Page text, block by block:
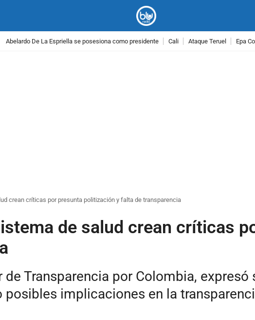
Abelardo De La Espriella se posesiona como presidente Cali Ataque Teruel Epa
crean críticas por presunta politización y falta de transparencia
de salud crean críticas
Transparencia por Colombia,
posibles implicaciones en la